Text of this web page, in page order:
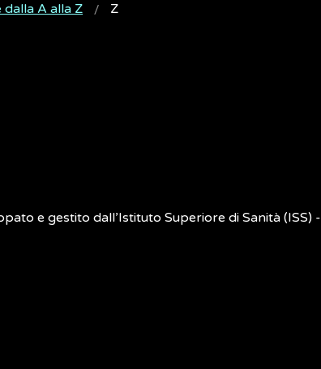
dalla A alla Z Z
e gestito dall’Istituto Superiore di Sanità (ISS) -